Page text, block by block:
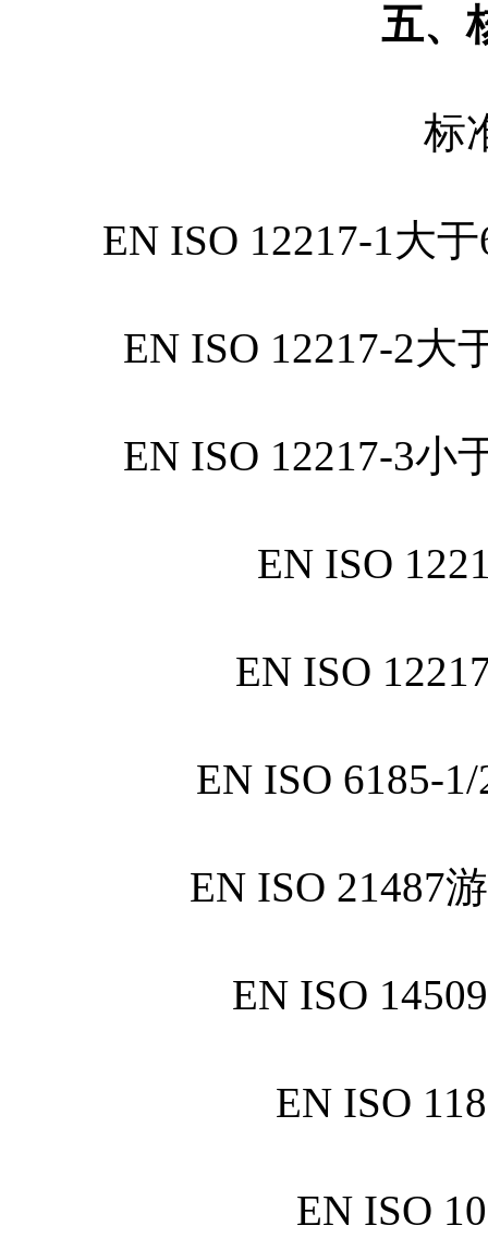
五、
标
EN ISO 12217-1大
EN ISO 12217-2大
EN ISO 12217-3小
EN ISO
EN ISO
EN ISO 6185-
EN ISO 21487
EN ISO
EN ISO
EN ISO